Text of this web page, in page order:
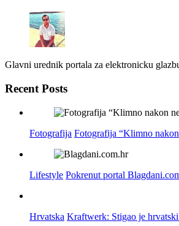
Glavni urednik portala za elektronicku
Recent Posts
Fotografija Fotografija “Klimno
Lifestyle Pokrenut portal
Hrvatska Kraftwerk: Stigao je